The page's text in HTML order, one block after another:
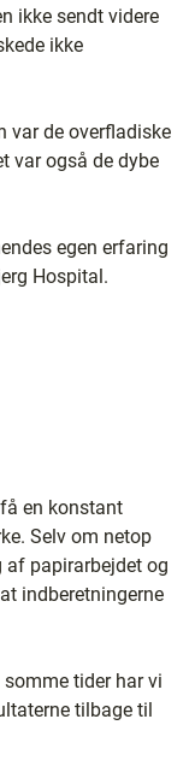
ikke sendt videre
ikke
var de overfladiske
var også de dybe
egen erfaring
Hospital.
en konstant
Selv om netop
af papirarbejdet og
indberetningerne
somme tider har vi
tilbage til